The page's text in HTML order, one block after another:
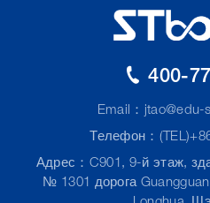
400-
Email：
Телефон：
Адрес：C901, 9-й этаж,
№ 1301 дорога